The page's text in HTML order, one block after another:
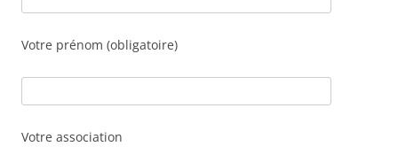
Votre prénom (obligatoire)
Votre association